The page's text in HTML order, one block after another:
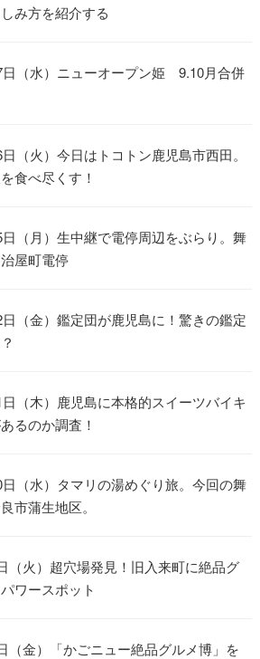
み方を紹介する
日（水）ニューオープン姫 9.10月合併
（火）今日はトコトン鹿児島市西田。
食べ尽くす！
日（月）生中継で電停周辺をぶらり。舞
屋町電停
日（金）鑑定団が鹿児島に！驚きの鑑定
日（木）鹿児島に本格的スイーツバイキ
るのか調査！
日（水）タマリの湯めぐり旅。今回の舞
市蒲生地区。
（火）超穴場発見！旧入来町に絶品グ
ワースポット
（金）「かごニュー絶品グルメ博」を